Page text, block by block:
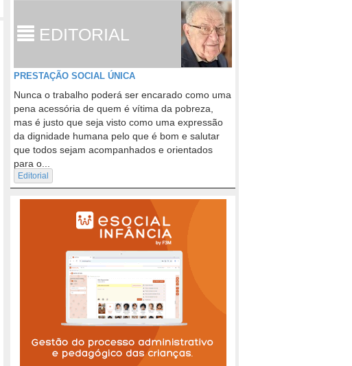
EDITORIAL
PRESTAÇÃO SOCIAL ÚNICA
Nunca o trabalho poderá ser encarado como uma
pena acessória de quem é vítima da pobreza,
mas é justo que seja visto como uma expressão
da dignidade humana pelo que é bom e salutar
que todos sejam acompanhados e orientados
para o...
Editorial